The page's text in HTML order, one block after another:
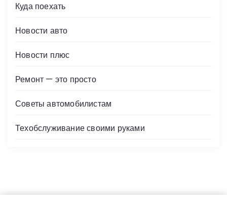
Куда поехать
Новости авто
Новости плюс
Ремонт — это просто
Советы автомобилистам
Техобслуживание своими руками